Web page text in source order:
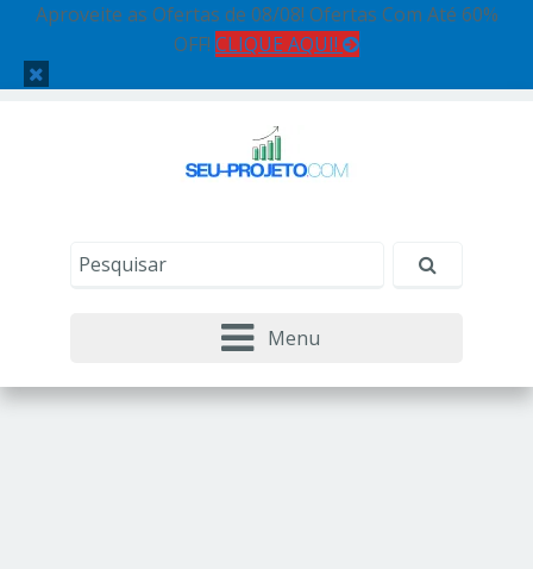
Aproveite as Ofertas de 08/08! Ofertas Com Até 60%
OFF! CLIQUE AQUI!
Menu